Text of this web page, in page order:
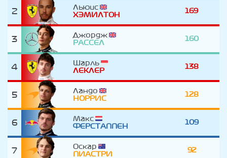
2
Льюис
ХЭМИЛТОН
169
3
Джордж
РАССЕЛ
160
4
Шарль
ЛЕКЛЕР
138
5
Ландо
НОРРИС
128
6
Макс
ФЕРСТАППЕН
109
7
Оскар
ПИАСТРИ
92